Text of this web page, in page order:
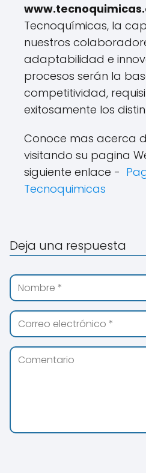
Tecnoquímicas, la
nuestros
adaptabilidad e
procesos serán la
competitividad,
exitosamente los
Conoce mas acerca
visitando su pagina
siguiente enlace -
Tecnoquimicas
Deja una respuesta